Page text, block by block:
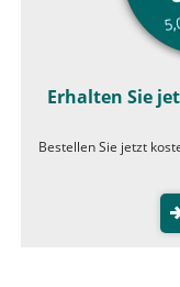
Erhalten Sie
Bestellen Sie jetzt